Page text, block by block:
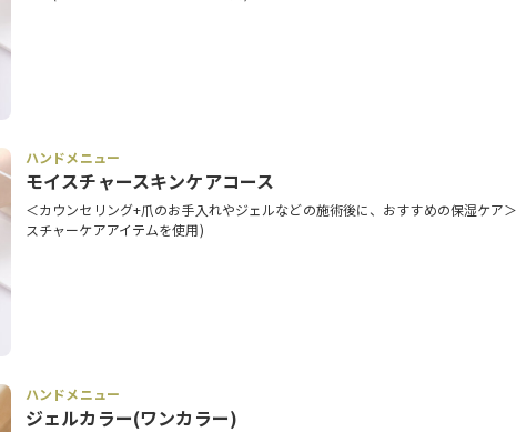
ハンドメニュー
モイスチャースキンケアコース
＜カウンセリング+爪のお手入れやジェルなどの施術後に、おすすめの保湿ケア
スチャーケアアイテムを使用)
ハンドメニュー
ジェルカラー(ワンカラー)